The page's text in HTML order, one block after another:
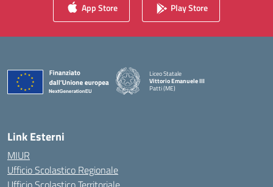
App Store Play Store
Liceo Statale
Vittorio Emanuele III
Patti (ME)
Link Esterni
MIUR
Ufficio Scolastico Regionale